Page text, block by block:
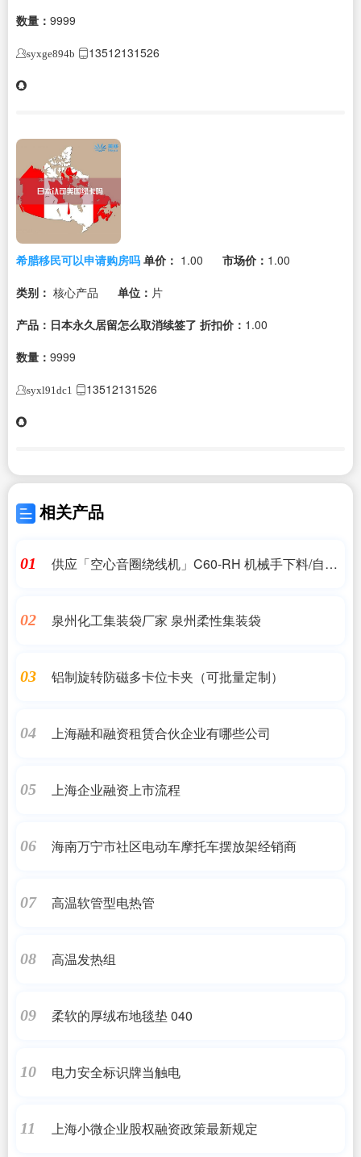
数量： 9999
syxge894b 13512131526
希腊移民可以申请购房吗 单价： 1.00 市场价： 1.00
类别： 核心产品 单位： 片
产品：日本永久居留怎么取消续签了 折扣价： 1.00
数量： 9999
syxl91dc1 13512131526
相关产品
01
供应「空心音圈绕线机」C60-RH 机械手下料/自动
02 泉州化工集装袋厂家 泉州柔性集装袋
03 铝制旋转防磁多卡位卡夹（可批量定制）
04 上海融和融资租赁合伙企业有哪些公司
05 上海企业融资上市流程
06 海南万宁市社区电动车摩托车摆放架经销商
07 高温软管型电热管
08 高温发热组
09 柔软的厚绒布地毯垫 040
10 电力安全标识牌当触电
11 上海小微企业股权融资政策最新规定